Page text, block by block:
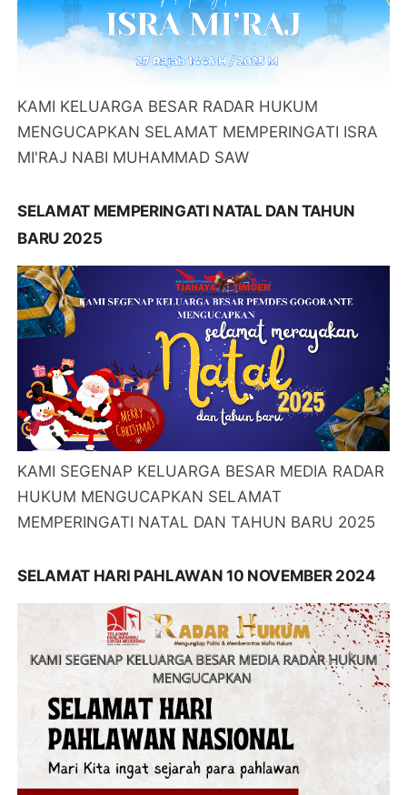
KAMI KELUARGA BESAR RADAR HUKUM
MENGUCAPKAN SELAMAT MEMPERINGATI ISRA
MI'RAJ NABI MUHAMMAD SAW
SELAMAT MEMPERINGATI NATAL DAN TAHUN
BARU 2025
KAMI SEGENAP KELUARGA BESAR MEDIA RADAR
HUKUM MENGUCAPKAN SELAMAT
MEMPERINGATI NATAL DAN TAHUN BARU 2025
SELAMAT HARI PAHLAWAN 10 NOVEMBER 2024